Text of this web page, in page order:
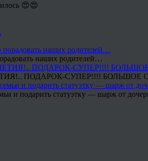
😍😍
наших родителей…
ПОДАРОК-СУПЕР!!!! БОЛЬШОЕ
и подарить статуэтку — шарж от